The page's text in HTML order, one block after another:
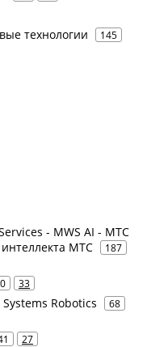
технологии
145
- MWS AI - МТС
МТС
187
33
Robotics
68
27